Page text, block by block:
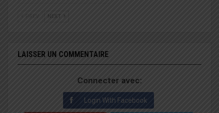
NEXT
LAISSER UN COMMENTAIRE
Connecter avec:
Login With Facebook